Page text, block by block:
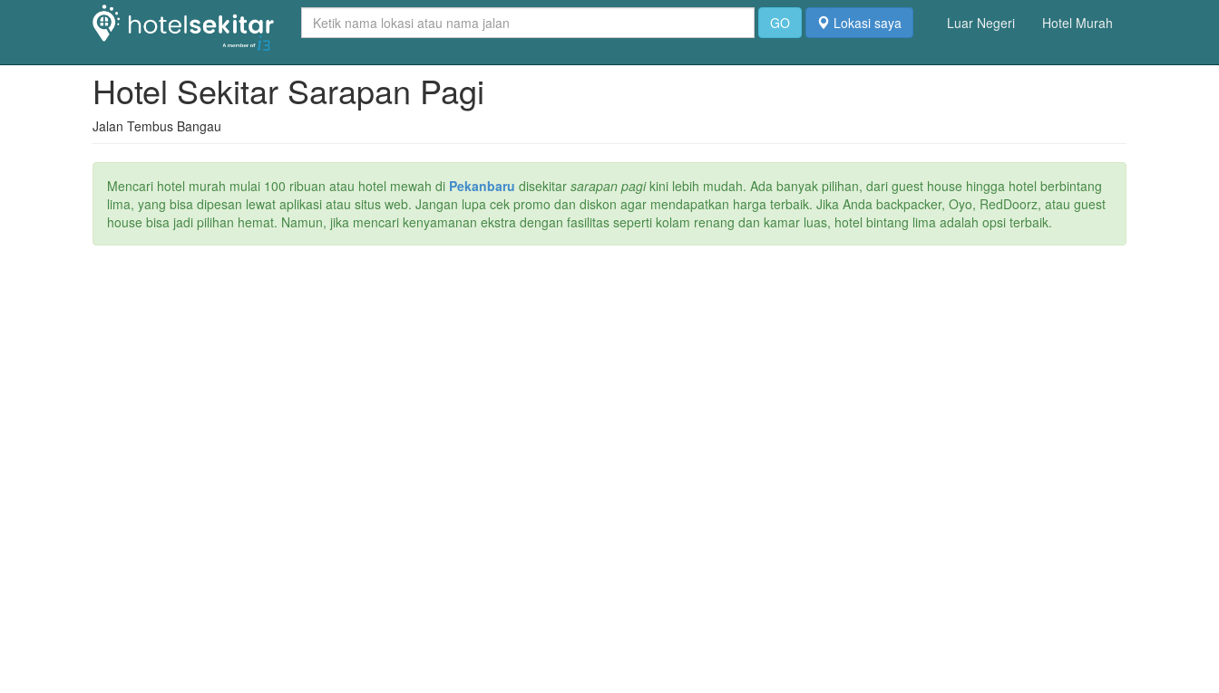
GO Lokasi saya Luar Negeri Hotel Murah
Hotel Sekitar Sarapan Pagi
Jalan Tembus Bangau
Mencari hotel murah mulai 100 ribuan atau hotel mewah di Pekanbaru disekitar sarapan pagikini lebih mudah. Ada banyak pilihan, dari guest house hingga hotel berbintang
lima, yang bisa dipesan lewat aplikasi atau situs web. Jangan lupa cek promo dan diskon agar mendapatkan harga terbaik. Jika Anda backpacker, Oyo, RedDoorz, atau guest
house bisa jadi pilihan hemat. Namun, jika mencari kenyamanan ekstra dengan fasilitas seperti kolam renang dan kamar luas, hotel bintang lima adalah opsi terbaik.